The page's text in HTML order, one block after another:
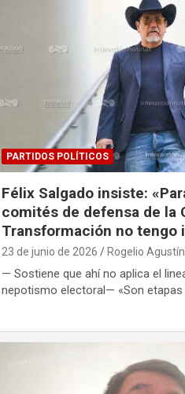
PARTIDOS POLÍTICOS
Félix Salgado insiste:
comités de defensa de la
Transformación no tengo
23 de junio de 2026 Rogelio Agustín
— Sostiene que ahí no aplica el
nepotismo electoral— «Son etapas